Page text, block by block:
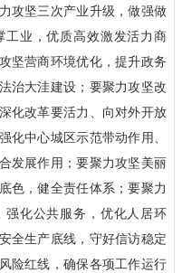
攻坚三次产业升级，做强做
工业，优质高效激发活力商
坚营商环境优化，提升政务
治大洼建设；要聚力攻坚改
化改革要活力、向对外开放
化中心城区示范带动作用、
发展作用；要聚力攻坚美丽
色，健全责任体系；要聚力
强化公共服务，优化人居环
全生产底线，守好信访稳定
险红线，确保各项工作运行